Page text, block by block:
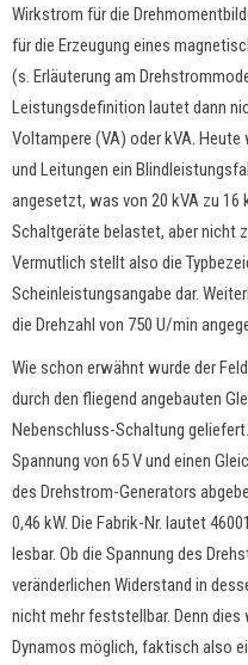
Wirkstrom für die
für die Erzeugung eines
(s. Erläuterung am
Leistungsdefinition lautet dann
Voltampere (VA) oder kVA.
und Leitungen ein
angesetzt, was von 20 kVA zu 16
Schaltgeräte belastet, aber nicht
Vermutlich stellt also die
Scheinleistungsangabe dar.
die Drehzahl von 750 U/min
Wie schon erwähnt wurde der
durch den fliegend angebauten
Nebenschluss-Schaltung
Spannung von 65 V und einen
des Drehstrom-Generators
0,46 kW. Die Fabrik-Nr. lautet
lesbar. Ob die Spannung des
veränderlichen Widerstand in
nicht mehr feststellbar. Denn dies
Dynamos möglich, faktisch also